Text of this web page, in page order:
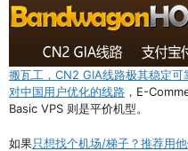
搬瓦工，CN2 GIA线路极其稳定
对中国用户优化的线路 ，E-
Basic VPS 则是平价机型。
如果只想找个机场/梯子？推荐用